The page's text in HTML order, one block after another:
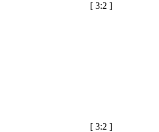
[ 3:2 ]
[ 3:2 ]